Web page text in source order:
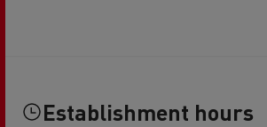
Establishment hours